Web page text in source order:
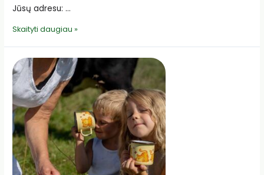
Jūsų adresu: …
Kviečiame
informacinį
renginį
„Žemės
ūkio
sektorių
aktualijos“
Skaityti daugiau »